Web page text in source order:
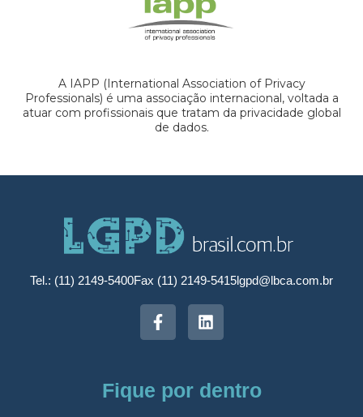
A IAPP (International Association of Privacy
Professionals) é uma associação internacional, voltada a
atuar com profissionais que tratam da privacidade global
de dados.
Tel.: (11) 2149-5400Fax (11) 2149-5415lgpd@lbca.com.br
Fique por dentro